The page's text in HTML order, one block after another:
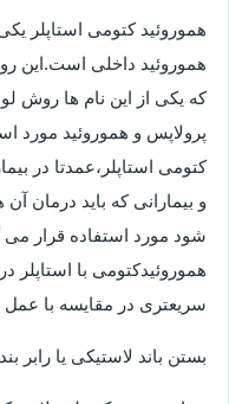
هموروئید کتومی استاپلر
هموروئید داخلی است.این
که یکی از این نام ها روش
پرولاپس و هموروئید مورد
و بیمارانی که باید درمان
شود مورد استفاده قرار می
هموروئیدکتومی با استاپلر
سریعتری در مقایسه با
بستن باند لاستیکی یا رابر بند